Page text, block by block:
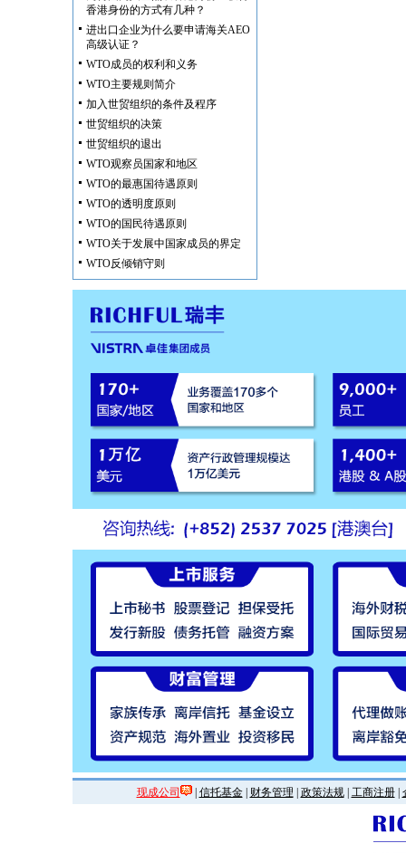
香港身份的方式有几种？
进出口企业为什么要申请海关AEO
高级认证？
WTO成员的权利和义务
WTO主要规则简介
加入世贸组织的条件及程序
世贸组织的决策
世贸组织的退出
WTO观察员国家和地区
WTO的最惠国待遇原则
WTO的透明度原则
WTO的国民待遇原则
WTO关于发展中国家成员的界定
WTO反倾销守则
现成公司 | 信托基金| 财务管理 政策法规| 工商注册|